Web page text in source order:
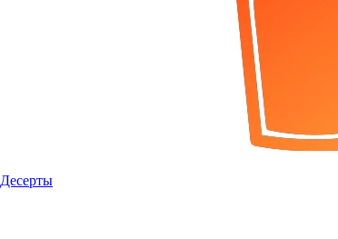
Десерты